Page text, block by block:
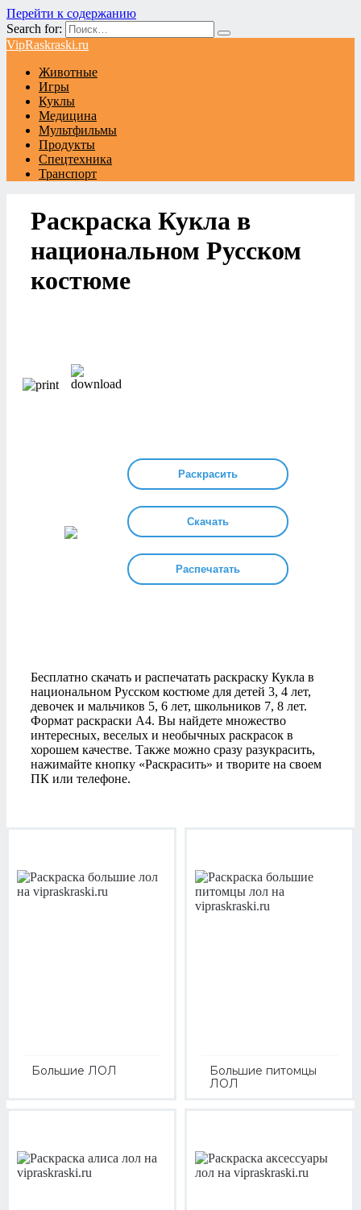
Перейти к содержанию
Search for:
VipRaskraski.ru
Животные
Игры
Куклы
Медицина
Мультфильмы
Продукты
Спецтехника
Транспорт
Раскраска Кукла в
национальном Русском
костюме
Раскрасить
Скачать
Распечатать
Бесплатно скачать и распечатать раскраску Кукла в
национальном Русском костюме для детей 3, 4 лет,
девочек и мальчиков 5, 6 лет, школьников 7, 8 лет.
Формат раскраски А4. Вы найдете множество
интересных, веселых и необычных раскрасок в
хорошем качестве. Также можно сразу разукрасить,
нажимайте кнопку «Раскрасить» и творите на своем
ПК или телефоне.
Большие ЛОЛ
Большие питомцы
ЛОЛ